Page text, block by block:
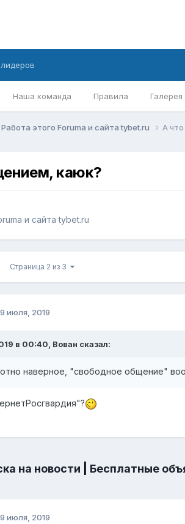
Наша команда Правила Галерея
Работа этого Forumа и сайта tybet.ru А
каюк?
и сайта tybet.ru
Страница 2 из 3
июля, 2019
в 00:40, Вован сказал:
наверное, "свободное общение"
на новости Бесплатные
июля, 2019